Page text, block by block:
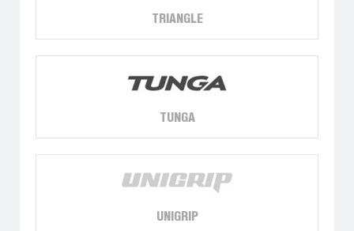
TRIANGLE
TUNGA
UNIGRIP